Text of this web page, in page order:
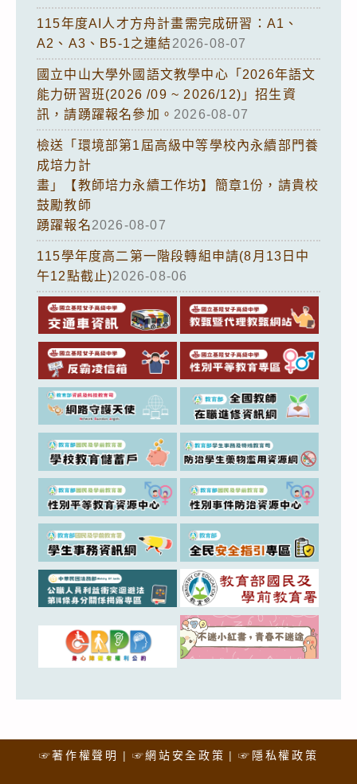
115年度AI人才方舟計畫需完成研習：A1、
A2、A3、B5-1之連結2026-08-07
國立中山大學外國語文教學中心「2026年語文
能力研習班(2026 /09 ~ 2026/12)」招生資
訊，請踴躍報名參加。 2026-08-07
檢送「環境部第1屆高級中等學校內永續部門養
成培力計
畫」【教師培力永續工作坊】簡章1份，請貴校
鼓勵教師
踴躍報名2026-08-07
115學年度高二第一階段轉組申請(8月13日中
午12點截止)2026-08-06
☞著作權聲明 ☞網站安全政策 ☞隱私權政策